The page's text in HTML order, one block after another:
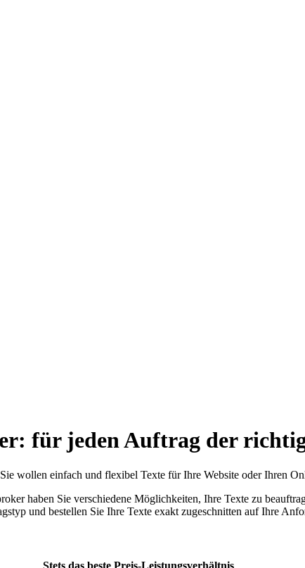
für jeden Auftrag der
wollen einfach und flexibel Texte für Ihre Website oder Ihren
haben Sie verschiedene Möglichkeiten, Ihre Texte zu
und bestellen Sie Ihre Texte exakt zugeschnitten auf Ihre